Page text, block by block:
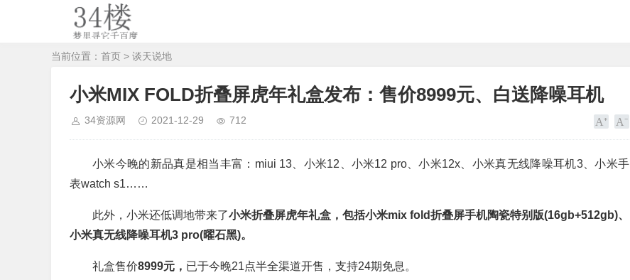
当前位置： 首页 > 谈天说地
小米MIX FOLD折叠屏虎年礼盒发布：售价8999元、白送降噪耳机
34资源网 2021-12-29 712
小米今晚的新品真是相当丰富：miui 13、小米12、小米12 pro、小米12x、小米真无线降噪耳机3、小米手
表watch s1……
此外，小米还低调地带来了小米折叠屏虎年礼盒，包括小米mix fold折叠屏手机陶瓷特别版(16gb+512gb)、
小米真无线降噪耳机3 pro(曜石黑)。
礼盒售价8999元， 已于今晚21点半全渠道开售，支持24期免息。